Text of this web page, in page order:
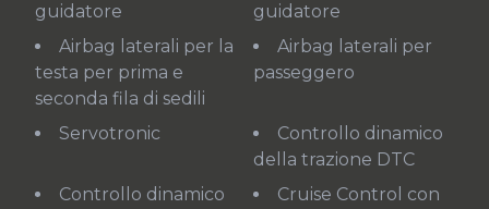
guidatore
guidatore
Airbag laterali per la
testa per prima e
seconda fila di sedili
Airbag laterali per
passeggero
Servotronic
Controllo dinamico
della trazione DTC
Controllo dinamico
Cruise Control con